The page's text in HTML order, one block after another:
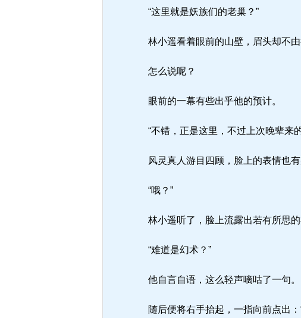
“这里就是妖族们的老巢？”
林小遥看着眼前的山壁，眉头却不由
怎么说呢？
眼前的一幕有些出乎他的预计。
“不错，正是这里，不过上次晚辈来
风灵真人游目四顾，脸上的表情也有
“哦？”
林小遥听了，脸上流露出若有所思的
“难道是幻术？”
他自言自语，这么轻声嘀咕了一句。
随后便将右手抬起，一指向前点出：